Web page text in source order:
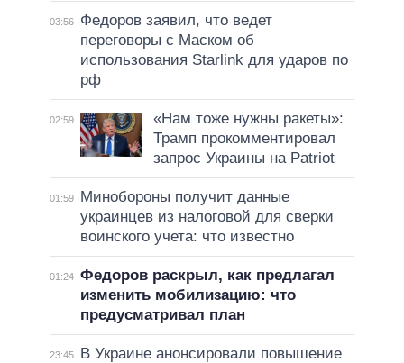
03:56
Федоров заявил, что ведет
переговоры с Маском об
использования Starlink для ударов по
рф
02:59
«Нам тоже нужны ракеты»:
Трамп прокомментировал
запрос Украины на Patriot
01:59
Минобороны получит данные
украинцев из налоговой для сверки
воинского учета: что известно
01:24 Федоров раскрыл, как предлагал
изменить мобилизацию: что
предусматривал план
23:45
В Украине анонсировали повышение